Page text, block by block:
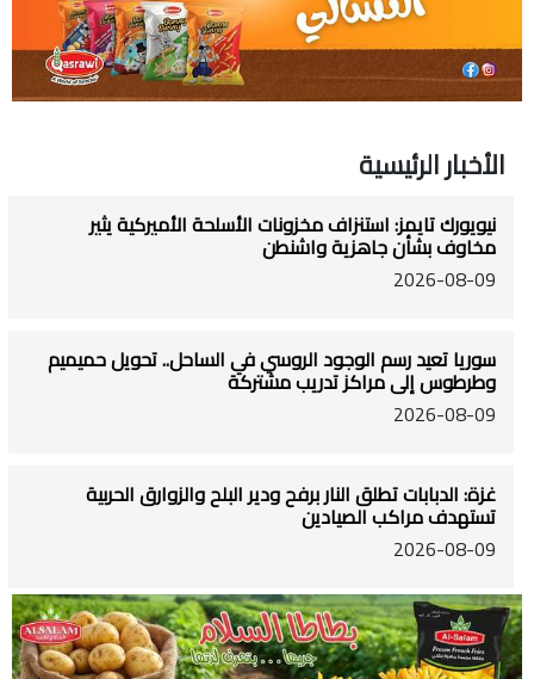
الأخبار الرئيسية
نيويورك تايمز: استنزاف مخزونات الأسلحة الأميركية يثير
مخاوف بشأن جاهزية واشنطن
2026-08-09
سوريا تعيد رسم الوجود الروسي في الساحل.. تحويل حميميم
وطرطوس إلى مراكز تدريب مشتركة
2026-08-09
غزة: الدبابات تطلق النار برفح ودير البلح والزوارق الحربية
تستهدف مراكب الصيادين
2026-08-09